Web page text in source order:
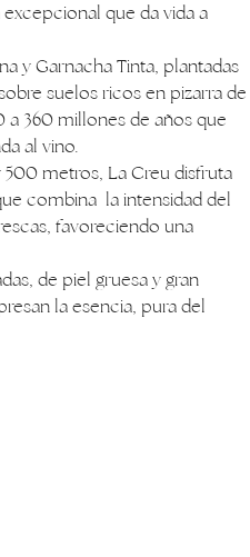
que da vida a
y Garnacha Tinta, plantadas
suelos ricos en pizarra de
360 millones de años que
al vino.
500 metros, La Creu disfruta
combina la intensidad del
favoreciendo una
de piel gruesa y gran
la esencia, pura del